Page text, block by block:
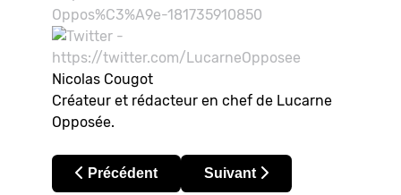
Nicolas Cougot
Créateur et rédacteur en chef de Lucarne
Opposée.
Article précédent : Tournoi Maurice Revello
Précédent Article suivant : Tournoi
Suivant